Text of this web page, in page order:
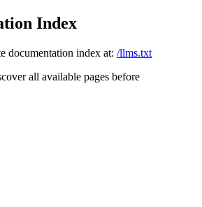
Index
documentation index at: /llms.txt
all available pages before